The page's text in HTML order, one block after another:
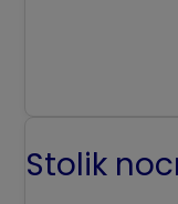
Stolik